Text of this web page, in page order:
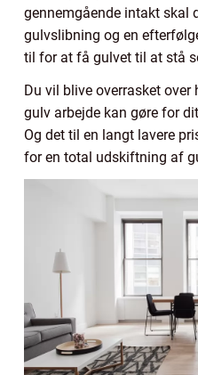
gennemgående intakt skal
gulvslibning og en
til for at få gulvet til at stå
Du vil blive overrasket
gulv arbejde kan gøre for
Og det til en langt lavere
for en total udskiftning af